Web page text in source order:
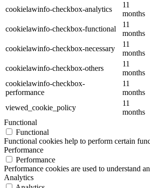
cookielawinfo-checkbox-analytics
11
months
cookielawinfo-checkbox-functional
11
months
cookielawinfo-checkbox-necessary
11
months
cookielawinfo-checkbox-others
11
months
cookielawinfo-checkbox-
performance
11
months
viewed_cookie_policy
11
months
Functional
Functional
Functional cookies help to perform certain
Performance
Performance
Performance cookies are used to understand
Analytics